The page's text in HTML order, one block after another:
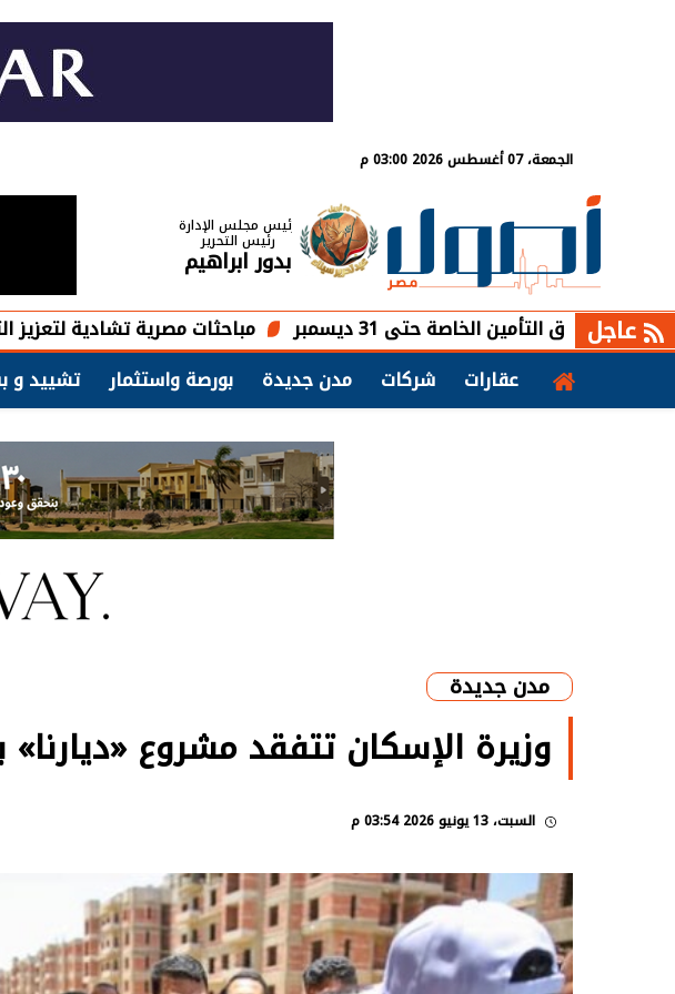
الجمعة، 07 أغسطس 2026 03:00 م
رئيس مجلس الإدارة
رئيس التحرير
بدور ابراهيم
عاجل مباحثات مصرية تشادية لتعزيز التعاون
الخاصة حتى 31 ديسمبر
عقارات
شركات مدن جديدة بورصة واستثمار تشييد و
مدن جديدة
وزيرة الإسكان تتفقد مشروع «ديارنا»
السبت، 13 يونيو 2026 03:54 م